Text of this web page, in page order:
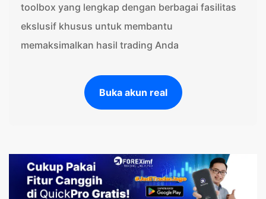
toolbox yang lengkap dengan berbagai fasilitas
ekslusif khusus untuk membantu
memaksimalkan hasil trading Anda
Buka akun real